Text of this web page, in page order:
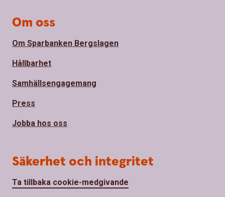
Om oss
Om Sparbanken Bergslagen
Hållbarhet
Samhällsengagemang
Press
Jobba hos oss
Säkerhet och integritet
Ta tillbaka cookie-medgivande